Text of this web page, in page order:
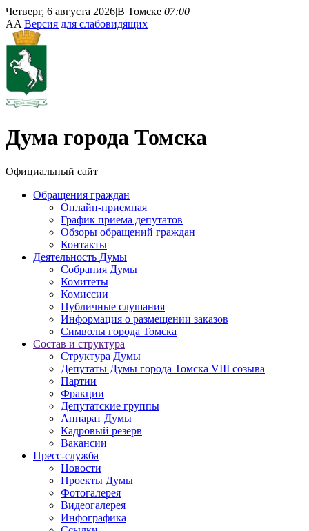
Четверг, 6 августа 2026|В Томске 07:00
AA Версия для слабовидящих
Дума города Томска
Официальный сайт
Обращения граждан
Онлайн-приемная
График приема депутатов
Обзоры обращений граждан
Контакты
Деятельность Думы
Собрания Думы
Комитеты
Комиссии
Публичные слушания
Информация о размещении заказов
Символы города Томска
Состав и структура
Структура Думы
Депутаты Думы города Томска VIII созыва
Партии
Фракции
Депутатские группы
Аппарат Думы
Кадровый резерв
Вакансии
Пресс-служба
Новости
Проекты Думы
Фотогалерея
Видеогалерея
Инфографика